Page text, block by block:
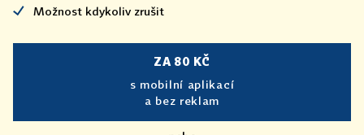
Možnost kdykoliv zrušit
ZA 80 KČ
s mobilní aplikací
a bez reklam